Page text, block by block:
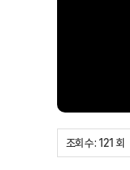
조회수 : 121 회